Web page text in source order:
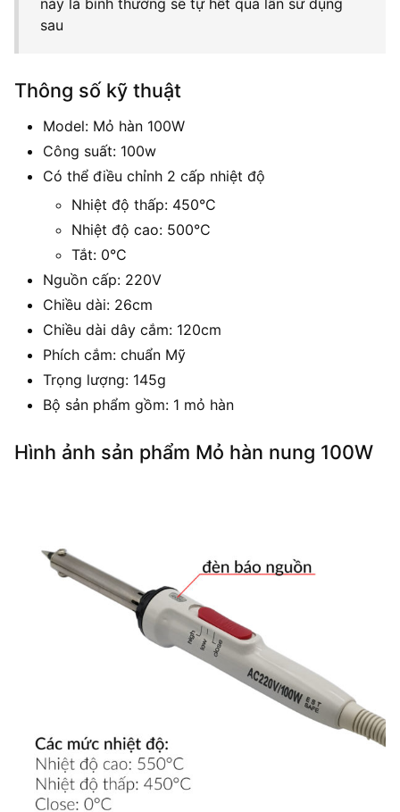
này là bình thường sẽ tự hết qua lần sử dụng
sau
Thông số kỹ thuật
Model: Mỏ hàn 100W
Công suất: 100w
Có thể điều chỉnh 2 cấp nhiệt độ
Nhiệt độ thấp: 450°C
Nhiệt độ cao: 500°C
Tắt: 0°C
Nguồn cấp: 220V
Chiều dài: 26cm
Chiều dài dây cắm: 120cm
Phích cắm: chuẩn Mỹ
Trọng lượng: 145g
Bộ sản phẩm gồm: 1 mỏ hàn
Hình ảnh sản phẩm Mỏ hàn nung 100W